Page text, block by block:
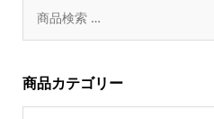
商品カテゴリー